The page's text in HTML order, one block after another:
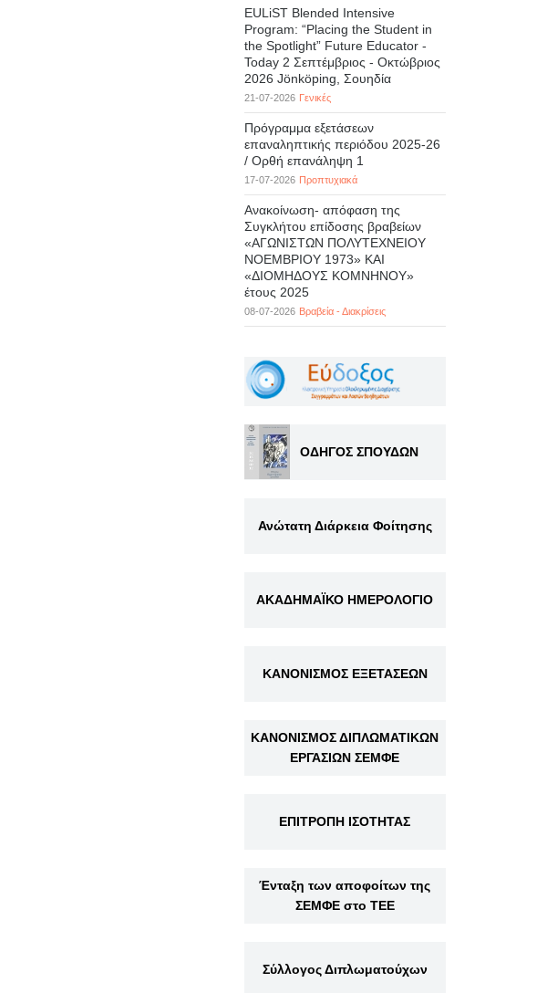
EULiST Blended Intensive
Program: “Placing the Student in
the Spotlight” Future Educator -
Today 2 Σεπτέμβριος - Οκτώβριος
2026 Jönköping, Σουηδία
21-07-2026 Γενικές
Πρόγραμμα εξετάσεων
επαναληπτικής περιόδου 2025-26
/ Ορθή επανάληψη 1
17-07-2026 Προπτυχιακά
Ανακοίνωση- απόφαση της
Συγκλήτου επίδοσης βραβείων
«ΑΓΩΝΙΣΤΩΝ ΠΟΛΥΤΕΧΝΕΙΟΥ
ΝΟΕΜΒΡΙΟΥ 1973» ΚΑΙ
«ΔΙΟΜΗΔΟΥΣ ΚΟΜΝΗΝΟΥ»
έτους 2025
08-07-2026 Βραβεία - Διακρίσεις
ΟΔΗΓΟΣ ΣΠΟΥΔΩΝ
Ανώτατη Διάρκεια Φοίτησης
ΑΚΑΔΗΜΑΪΚΟ ΗΜΕΡΟΛΟΓΙΟ
ΚΑΝΟΝΙΣΜΟΣ ΕΞΕΤΑΣΕΩΝ
ΚΑΝΟΝΙΣΜΟΣ ΔΙΠΛΩΜΑΤΙΚΩΝ
ΕΡΓΑΣΙΩΝ ΣΕΜΦΕ
ΕΠΙΤΡΟΠΗ ΙΣΟΤΗΤΑΣ
Ένταξη των αποφοίτων της
ΣΕΜΦΕ στο ΤΕΕ
Σύλλογος Διπλωματούχων